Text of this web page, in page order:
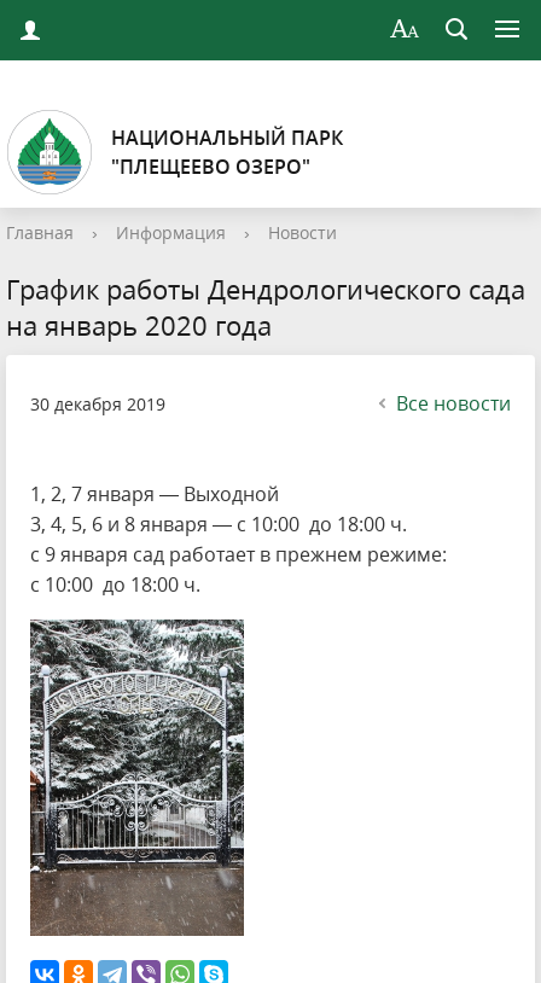
НАЦИОНАЛЬНЫЙ ПАРК
"ПЛЕЩЕЕВО ОЗЕРО"
Главная › Информация › Новости
График работы Дендрологического сада
на январь 2020 года
30 декабря 2019 Все новости
1, 2, 7 января — Выходной
3, 4, 5, 6 и 8 января — с 10:00 до 18:00 ч.
с 9 января сад работает в прежнем режиме:
с 10:00 до 18:00 ч.